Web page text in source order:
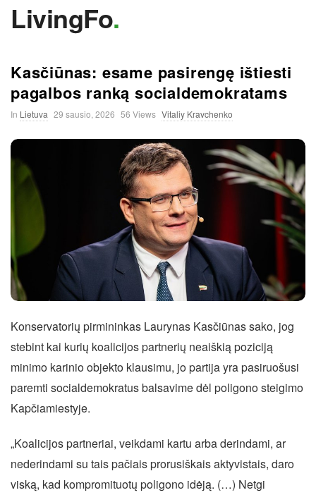
LivingFo.
Kasčiūnas: esame pasirengę ištiesti
pagalbos ranką socialdemokratams
In Lietuva 29 sausio, 2026 56 Views Vitaliy Kravchenko
Konservatorių pirmininkas Laurynas Kasčiūnas sako, jog
stebint kai kurių koalicijos partnerių neaiškią poziciją
minimo karinio objekto klausimu, jo partija yra pasiruošusi
paremti socialdemokratus balsavime dėl poligono steigimo
Kapčiamiestyje.
„Koalicijos partneriai, veikdami kartu arba derindami, ar
nederindami su tais pačiais prorusiškais aktyvistais, daro
viską, kad kompromituotų poligono idėją. (…) Netgi